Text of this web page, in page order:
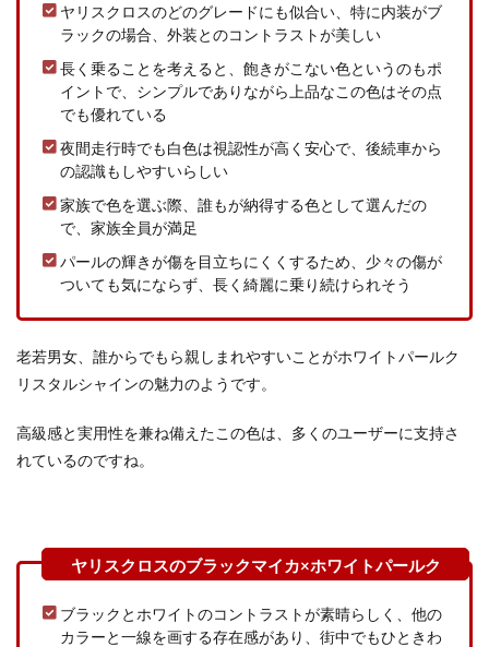
ヤリスクロスのどのグレードにも似合い、特に内装がブ
ラックの場合、外装とのコントラストが美しい
長く乗ることを考えると、飽きがこない色というのもポ
イントで、シンプルでありながら上品なこの色はその点
でも優れている
夜間走行時でも白色は視認性が高く安心で、後続車から
の認識もしやすいらしい
家族で色を選ぶ際、誰もが納得する色として選んだの
で、家族全員が満足
パールの輝きが傷を目立ちにくくするため、少々の傷が
ついても気にならず、長く綺麗に乗り続けられそう
老若男女、誰からでもら親しまれやすいことがホワイトパールク
リスタルシャインの魅力のようです。
高級感と実用性を兼ね備えたこの色は、多くのユーザーに支持さ
れているのですね。
ブラックとホワイトのコントラストが素晴らしく、他の
カラーと一線を画する存在感があり、街中でもひときわ